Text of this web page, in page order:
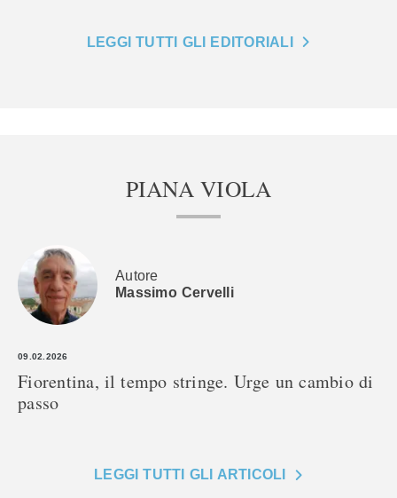
LEGGI TUTTI GLI EDITORIALI
PIANA VIOLA
Autore
Massimo Cervelli
09.02.2026
Fiorentina, il tempo stringe. Urge un cambio di
passo
LEGGI TUTTI GLI ARTICOLI